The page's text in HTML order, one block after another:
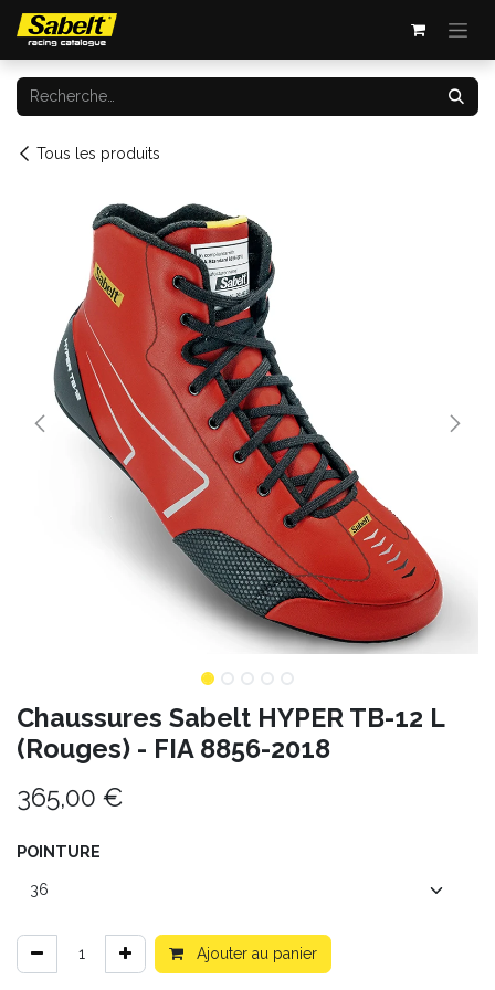
Se rendre au contenu
Tous les produits
Chaussures Sabelt HYPER TB-12 L
(Rouges) - FIA 8856-2018
365,00 €
POINTURE
Ajouter au panier